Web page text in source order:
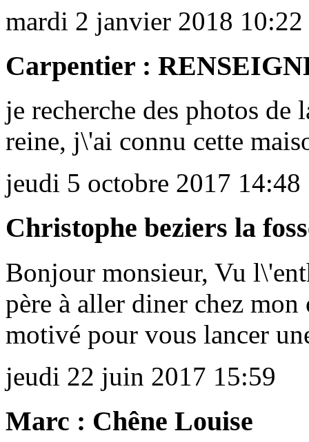
mardi 2 janvier 2018 10:22
Carpentier :
je recherche des photos
reine, j\'ai connu cette
jeudi 5 octobre 2017 14:48
Christophe beziers la
Bonjour monsieur, Vu
père à aller diner chez mon
motivé pour vous lancer
jeudi 22 juin 2017 15:59
Marc : Chêne Louise